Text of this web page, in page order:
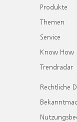
Produkte
Themen
Service
Know How
Trendradar
Rechtliche